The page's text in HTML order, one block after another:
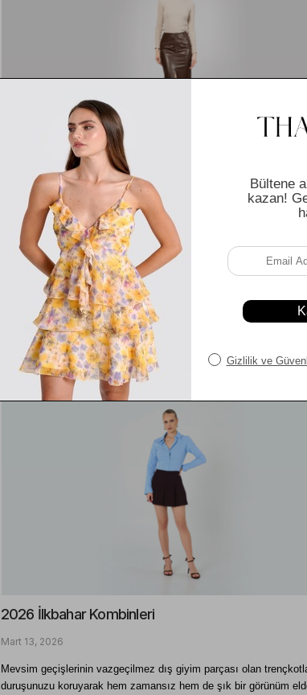
Uzun Etek Nasıl Kombinlenir?
Mart 13, 2026
Moda dünyasında uzun eteklerin yerini her zaman koruması
hareket özgürlüğünden kaynaklanabilir. Her sezon yenilenen
teknolojileri sayesinde bu parçalar çok daha dökümlü ve estetik
kazanır. Kadınlar kendilerini hem rahat hem de son derece zarif
hissettikleri için bu modellere yönelmeyi seçebilirler. Tek bir parça
bütünsel bir görünüm elde etme imkanı kombin sürecini oldukça
hızlandırabilir.
Kadın Giyim
Devamını oku
2026 İlkbahar Kombinleri
Mart 13, 2026
Mevsim geçişlerinin vazgeçilmez dış giyim parçası olan
duruşunuzu koruyarak hem zamansız hem de şık bir görünüm